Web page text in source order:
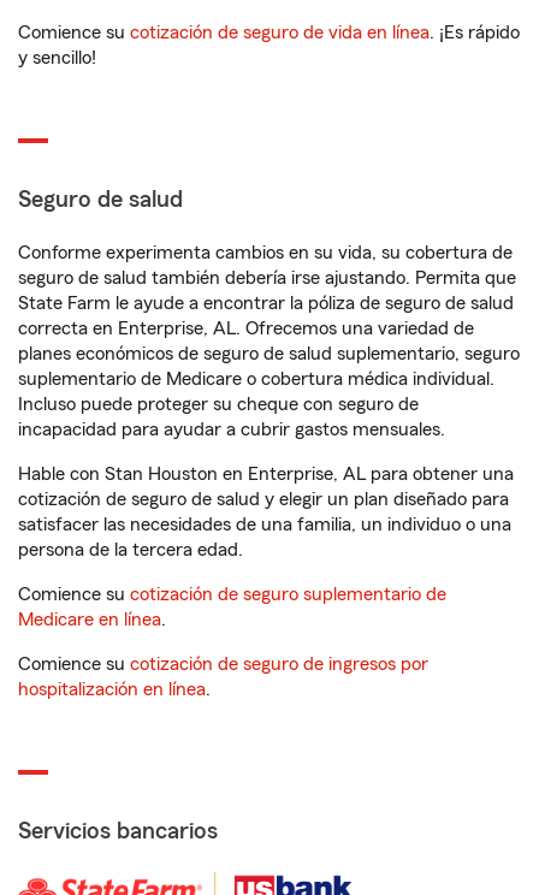
Comience su cotización de seguro de vida en línea. ¡Es rápido
y sencillo!
Seguro de salud
Conforme experimenta cambios en su vida, su cobertura de
seguro de salud también debería irse ajustando. Permita que
State Farm le ayude a encontrar la póliza de seguro de salud
correcta en Enterprise, AL. Ofrecemos una variedad de
planes económicos de seguro de salud suplementario, seguro
suplementario de Medicare o cobertura médica individual.
Incluso puede proteger su cheque con seguro de
incapacidad para ayudar a cubrir gastos mensuales.
Hable con Stan Houston en Enterprise, AL para obtener una
cotización de seguro de salud y elegir un plan diseñado para
satisfacer las necesidades de una familia, un individuo o una
persona de la tercera edad.
Comience su cotización de seguro suplementario de
Medicare en línea.
Comience su cotización de seguro de ingresos por
hospitalización en línea.
Servicios bancarios